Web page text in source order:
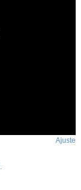
Ajuste